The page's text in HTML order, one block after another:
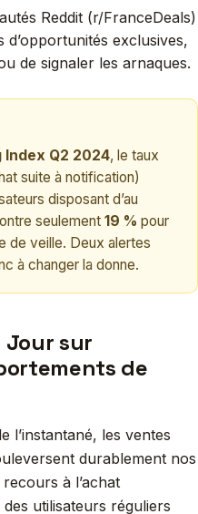
Reddit (r/FranceDeals)
exclusives,
de signaler les arnaques.
Q2 2024, le taux
suite à notification)
disposant d’au
seulement 19 % pour
de veille. Deux alertes
à changer la donne.
Jour sur
de
l’instantané, les ventes
durablement nos
à l’achat
des utilisateurs réguliers